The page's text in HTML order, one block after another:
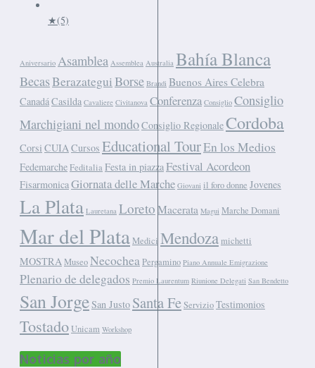
★(5)
Aniversario Asamblea Assemblea Australia Bahía Blanca
BecasBerazategui Borse Brandi Buenos Aires Celebra
CanadáCasilda Cavaliere Civitanova Conferenza Consiglio Consiglio
Marchigiani nel mondoConsiglio RegionaleCordoba
Corsi CUIA Cursos Educational TourEn los Medios
FedemarcheFeditaliaFesta in piazzaFestival Acordeon
FisarmonicaGiornata delle Marche Giovani il foro donne Jovenes
La Plata Lauretana Loreto Macerata Magui Marche Domani
Mar del PlataMedici Mendozamichetti
MOSTRA MuseoNecochea Pergamino Piano Annuale Emigrazione
Plenario de delegados Premio Laurentum Riunione Delegati San Bendetto
San JorgeSan Justo Santa FeServizioTestimonios
TostadoUnicam Workshop
Noticias por año